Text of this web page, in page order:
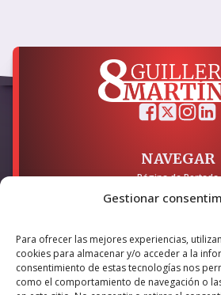
Gestionar
Para ofrecer las mejores experiencias,
cookies para almacenar y/o acceder a la
consentimiento de estas tecnologías nos
como el comportamiento de navegación o
NAVEGAR
Página de Portada
LEGAL
Política de
Política de Cookies
Accesibilidad